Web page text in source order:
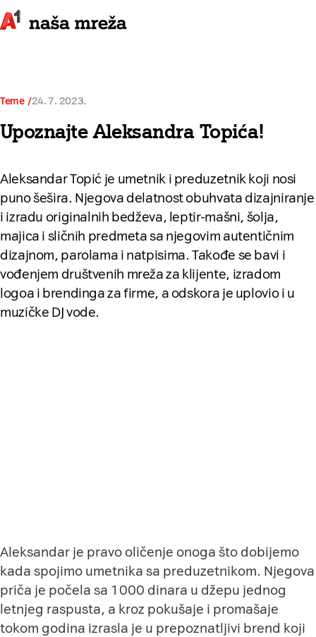
Teme 24. 7. 2023.
Upoznajte Aleksandra Topića!
Aleksandar Topić je umetnik i preduzetnik koji nosi
puno šešira. Njegova delatnost obuhvata dizajniranje
i izradu originalnih bedževa, leptir-mašni, šolja,
majica i sličnih predmeta sa njegovim autentičnim
dizajnom, parolama i natpisima. Takođe se bavi i
vođenjem društvenih mreža za klijente, izradom
logoa i brendinga za firme, a odskora je uplovio i u
muzičke DJ vode.
Aleksandar je pravo oličenje onoga što dobijemo
kada spojimo umetnika sa preduzetnikom. Njegova
priča je počela sa 1000 dinara u džepu jednog
letnjeg raspusta, a kroz pokušaje i promašaje
tokom godina izrasla je u prepoznatljivi brend koji